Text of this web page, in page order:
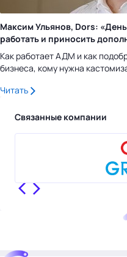
Максим Ульянов, Dors:
работать и приносить
Как работает АДМ и как
бизнеса, кому нужна
Читать
Связанные компании